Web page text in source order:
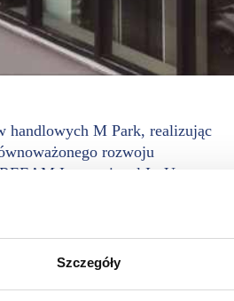
Szczegóły
handlowych M Park, realizując
rozwoju
International In-Use:
Dodatkowo trzy nieruchomości
25 marca 2026 na Stadionie Legii